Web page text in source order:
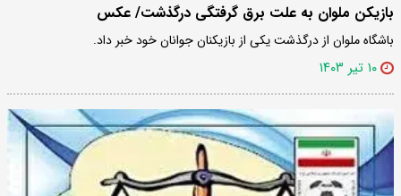
بازیکن ملوان به علت برق گرفتگی درگذشت/ عکس
باشگاه ملوان از درگذشت یکی از بازیکنان جوانان خود خبر داد.
۱۰ تیر ۱۴۰۳